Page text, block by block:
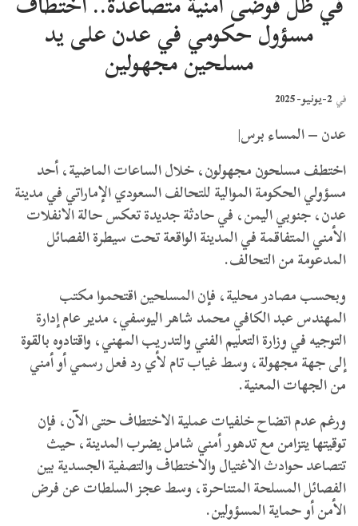
مسؤول حكومي في عدن على يد
مسلحين مجهولين
في 2-يونيو- 2025
عدن – المساء برس|
اختطف مسلحون مجهولون، خلال الساعات الماضية، أحد
مسؤولي الحكومة الموالية للتحالف السعودي الإماراتي في مدينة
عدن، جنوبي اليمن، في حادثة جديدة تعكس حالة الانفلات
الأمني المتفاقمة في المدينة الواقعة تحت سيطرة الفصائل
المدعومة من التحالف.
وبحسب مصادر محلية، فإن المسلحين اقتحموا مكتب
المهندس عبد الكافي محمد شاهر اليوسفي، مدير عام إدارة
التوجيه في وزارة التعليم الفني والتدريب المهني، واقتادوه بالقوة
إلى جهة مجهولة، وسط غياب تام لأي رد فعل رسمي أو أمني
من الجهات المعنية.
ورغم عدم اتضاح خلفيات عملية الاختطاف حتى الآن، فإن
توقيتها يتزامن مع تدهور أمني شامل يضرب المدينة، حيث
تتصاعد حوادث الاغتيال والاختطاف والتصفية الجسدية بين
الفصائل المسلحة المتناحرة، وسط عجز السلطات عن فرض
الأمن أو حماية المسؤولين.